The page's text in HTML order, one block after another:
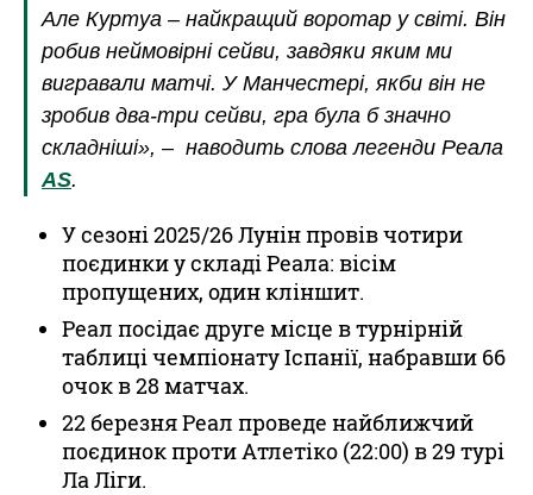
Але Куртуа – найкращий воротар у світі. Він
робив неймовірні сейви, завдяки яким ми
вигравали матчі. У Манчестері, якби він не
зробив два-три сейви, гра була б значно
складніші», – наводить слова легенди Реала
AS.
У сезоні 2025/26 Лунін провів чотири
поєдинки у складі Реала: вісім
пропущених, один кліншит.
Реал посідає друге місце в турнірній
таблиці чемпіонату Іспанії, набравши 66
очок в 28 матчах.
22 березня Реал проведе найближчий
поєдинок проти Атлетіко (22:00) в 29 турі
Ла Ліги.